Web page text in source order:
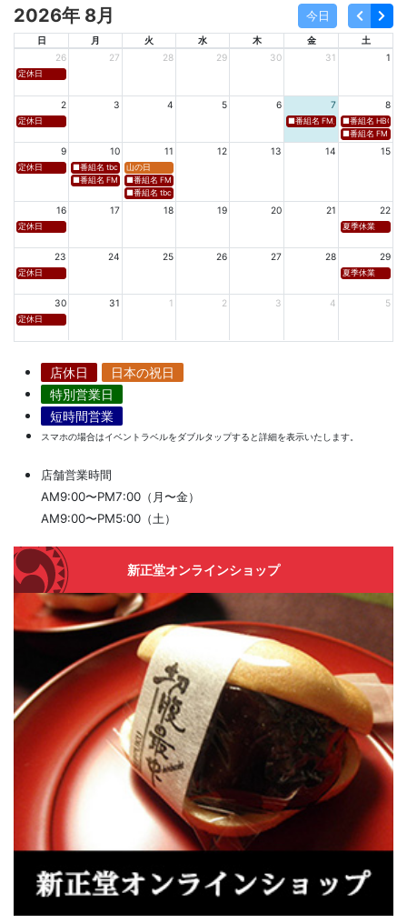
2026年 8月 今日
日 月 火 水 木 金
土
26
27 28 29 30 31 1
定休日
2 3 4 5 6 7 8
定休日 ■番組名 FM新潟「SOUND
■番組名 HBC北
■番組名 FM 福
9 10 11 12 13 14 15
定休日 ■番組名 tbcラジオ「en∞Voyage(エン・ボヤージュ)」 ■放送日時 https://www.tbc-
山の日
■番組名 FM秋田「mix」 ■放送日時 https://www.fm-akita.co.jp/program/ ※黒沢 薫、安岡
■番組名 FM山形「WAVE4yamagata EXCEED」 ■放送日時 https://
■番組名 tbc東北放送「ウォッチン！みやぎ」 ■放送日時 https://www.tbc-
16 17 18 19 20 21 22
定休日 夏季休業
23 24 25 26 27 28 29
定休日 夏季休業
30 31 1 2 3 4 5
定休日
店休日
日本の祝日
特別営業日
短時間営業
スマホの場合はイベントラベルをダブルタップすると詳細を表示いたします。
店舗営業時間
AM9:00〜PM7:00（月〜金）
AM9:00〜PM5:00（土）
新正堂オンラインショップ